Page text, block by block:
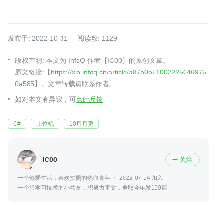
发布于: 2022-10-31 阅读数: 1129
版权声明: 本文为 InfoQ 作者【IC00】的原创文章。
原文链接:【https://xie.infoq.cn/article/a87e0e51002225046975
0a585】。文章转载请联系作者。
如对本文有异议，可点此反馈
C# 上位机 10月月更
IC00  关注
一个热爱生活，喜欢拍照的热血青年
2022-07-14 加入
一个想学习技术的小盆友，想努力更文，争取今年发100篇